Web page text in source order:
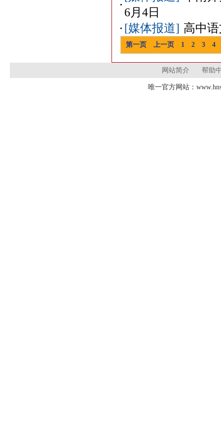
6月4日
[媒体报道] 高中
第一页 上一页 1 2 3 4
网站简介 帮助
唯一官方网站：